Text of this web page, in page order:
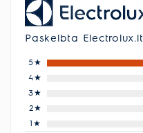
Paskelbta Electrolux.lt
5★
4★
3★
2★
1★